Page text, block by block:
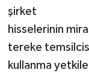
şirket
hisselerinin
tereke
kullanma